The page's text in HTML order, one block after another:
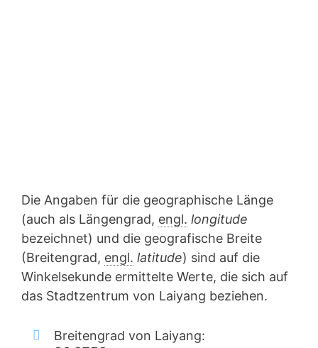
Die Angaben für die geographische Länge
(auch als Längengrad, engl. longitude
bezeichnet) und die geografische Breite
(Breitengrad, engl. latitude) sind auf die
Winkelsekunde ermittelte Werte, die sich auf
das Stadtzentrum von Laiyang beziehen.
Breitengrad von Laiyang: